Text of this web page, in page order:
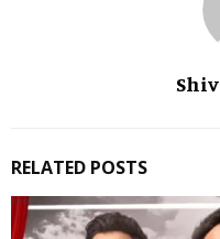
RELATED POSTS